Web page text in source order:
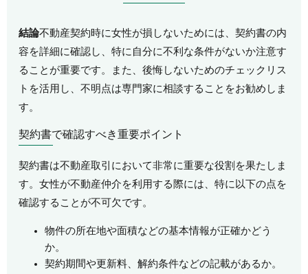
結論不動産契約時に女性が損しないためには、契約書の内
容を詳細に確認し、特に自分に不利な条件がないか注意す
ることが重要です。また、後悔しないためのチェックリス
トを活用し、不明点は専門家に相談することをお勧めしま
す。
契約書で確認すべき重要ポイント
契約書は不動産取引において非常に重要な役割を果たしま
す。女性が不動産仲介を利用する際には、特に以下の点を
確認することが不可欠です。
物件の所在地や面積などの基本情報が正確かどう
か。
契約期間や更新料、解約条件などの記載があるか。